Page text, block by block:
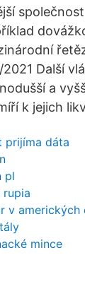
Další
a
k jejich
prijíma dáta
pl
rupia
v amerických
mince